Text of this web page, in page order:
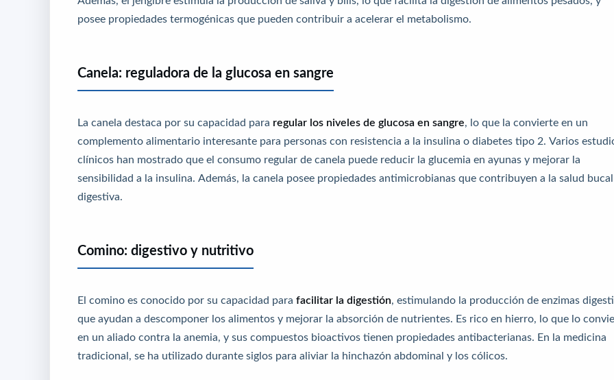
posee propiedades termogénicas que pueden contribuir a acelerar el metabolismo.
Canela: reguladora de la glucosa en sangre
La canela destaca por su capacidad para regular los niveles de glucosa en sangre , lo que la convierte en un
complemento alimentario interesante para personas con resistencia a la insulina o diabetes tipo 2. Varios
clínicos han mostrado que el consumo regular de canela puede reducir la glucemia en ayunas y mejorar la
sensibilidad a la insulina. Además, la canela posee propiedades antimicrobianas que contribuyen a la salud
digestiva.
Comino: digestivo y nutritivo
El comino es conocido por su capacidad para facilitar la digestión , estimulando la producción de enzimas
que ayudan a descomponer los alimentos y mejorar la absorción de nutrientes. Es rico en hierro, lo que lo
en un aliado contra la anemia, y sus compuestos bioactivos tienen propiedades antibacterianas. En la medicina
tradicional, se ha utilizado durante siglos para aliviar la hinchazón abdominal y los cólicos.